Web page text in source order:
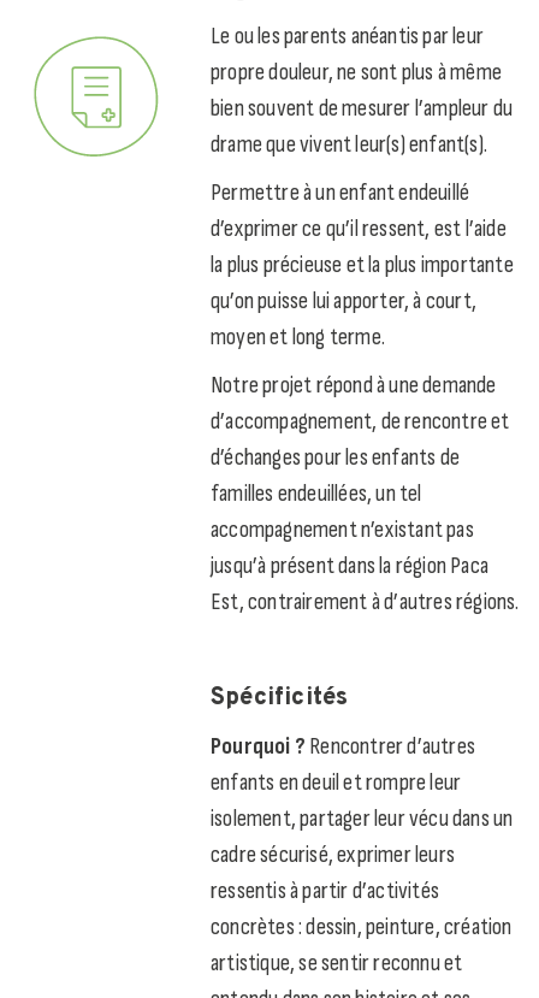
Le ou les parents anéantis par leur
propre douleur, ne sont plus à même
bien souvent de mesurer l’ampleur du
drame que vivent leur(s) enfant(s).
Permettre à un enfant endeuillé
d’exprimer ce qu’il ressent, est l’aide
la plus précieuse et la plus importante
qu’on puisse lui apporter, à court,
moyen et long terme.
Notre projet répond à une demande
d’accompagnement, de rencontre et
d’échanges pour les enfants de
familles endeuillées, un tel
accompagnement n’existant pas
jusqu’à présent dans la région Paca
Est, contrairement à d’autres régions.
Spécificités
Pourquoi ? Rencontrer d’autres
enfants en deuil et rompre leur
isolement, partager leur vécu dans un
cadre sécurisé, exprimer leurs
ressentis à partir d’activités
concrètes : dessin, peinture, création
artistique, se sentir reconnu et